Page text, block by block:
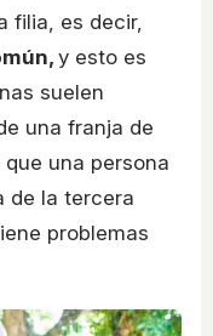
filia, es decir,
y esto es
suelen
una franja de
una persona
de la tercera
problemas